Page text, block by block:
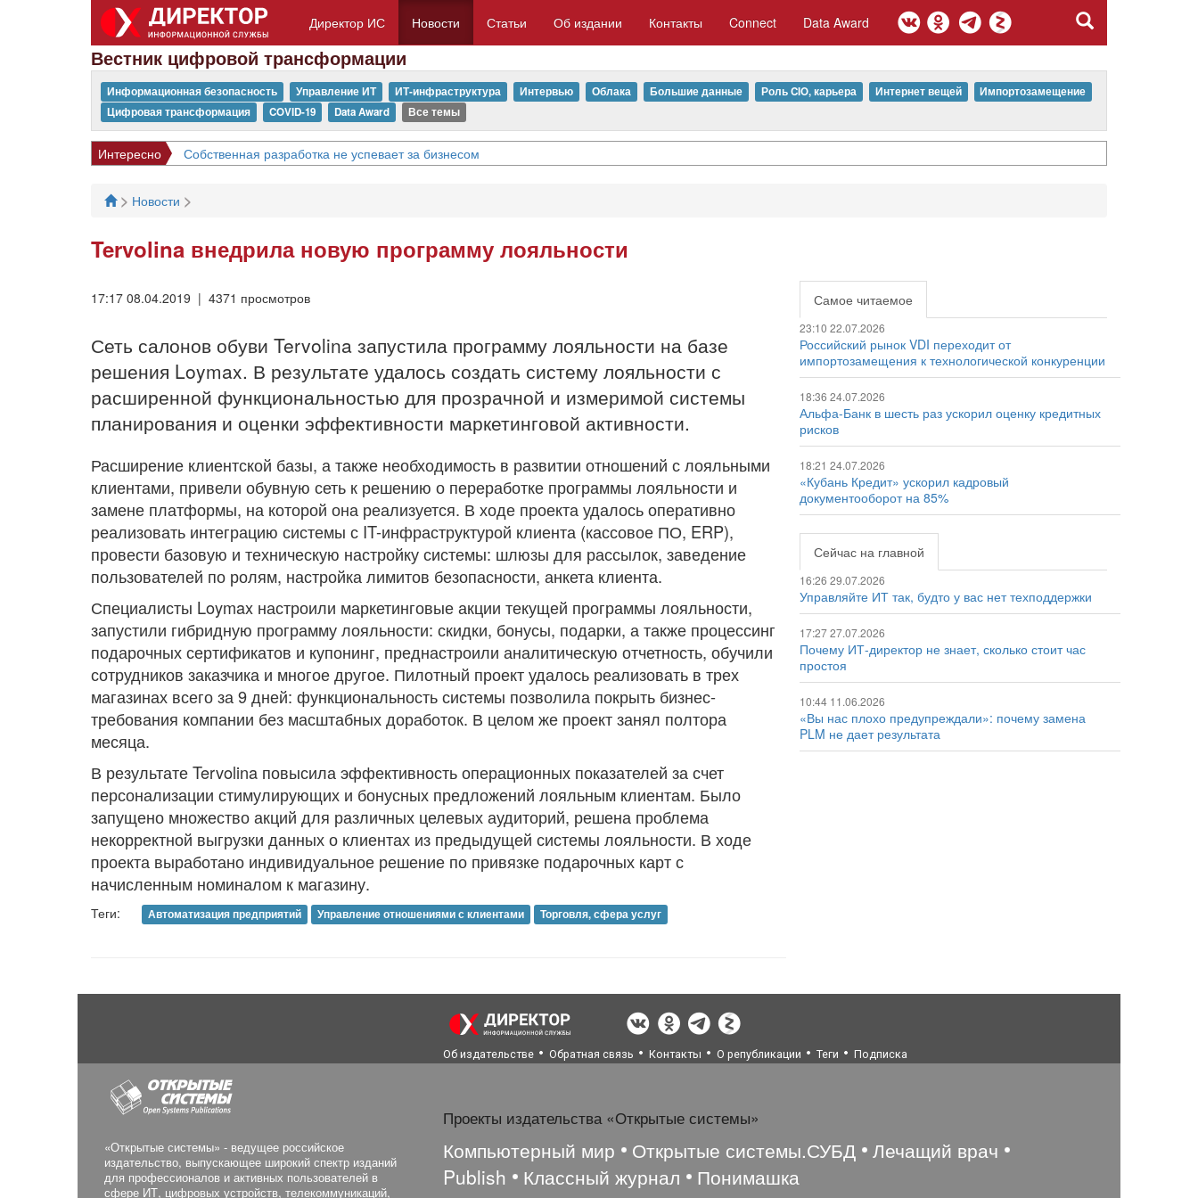
Директор ИС Новости Статьи Об издании Контакты Connect Data Award
Вестник цифровой трансформации
Информационная безопасность Управление ИТ ИТ-инфраструктура Интервью Облака Большие данные Роль CIO, карьера Интернет вещей
Импортозамещение
Цифровая трансформация
COVID-19 Data Award Все темы
Интересно Собственная разработка не успевает за бизнесом
> Новости >
Tervolina внедрила новую программу лояльности
17:17 08.04.2019 | 4371 просмотров
Сеть салонов обуви Tervolina запустила программу лояльности на базе
решения Loymax. В результате удалось создать систему лояльности с
расширенной функциональностью для прозрачной и измеримой системы
планирования и оценки эффективности маркетинговой активности.
Расширение клиентской базы, а также необходимость в развитии отношений с лояльными
клиентами, привели обувную сеть к решению о переработке программы лояльности и
замене платформы, на которой она реализуется. В ходе проекта удалось оперативно
реализовать интеграцию системы с IT-инфраструктурой клиента (кассовое ПО, ERP),
провести базовую и техническую настройку системы: шлюзы для рассылок, заведение
пользователей по ролям, настройка лимитов безопасности, анкета клиента.
Специалисты Loymax настроили маркетинговые акции текущей программы лояльности,
запустили гибридную программу лояльности: скидки, бонусы, подарки, а также процессинг
подарочных сертификатов и купонинг, преднастроили аналитическую отчетность, обучили
сотрудников заказчика и многое другое. Пилотный проект удалось реализовать в трех
магазинах всего за 9 дней: функциональность системы позволила покрыть бизнес-
требования компании без масштабных доработок. В целом же проект занял полтора
месяца.
В результате Tervolina повысила эффективность операционных показателей за счет
персонализации стимулирующих и бонусных предложений лояльным клиентам. Было
запущено множество акций для различных целевых аудиторий, решена проблема
некорректной выгрузки данных о клиентах из предыдущей системы лояльности. В ходе
проекта выработано индивидуальное решение по привязке подарочных карт с
начисленным номиналом к магазину.
Теги: Автоматизация предприятий Управление отношениями с клиентами Торговля, сфера услуг
Самое читаемое
23:10 22.07.2026
Российский рынок VDI переходит от
импортозамещения к технологической конкуренции
18:36 24.07.2026
Альфа-Банк в шесть раз ускорил оценку кредитных
рисков
18:21 24.07.2026
«Кубань Кредит» ускорил кадровый
документооборот на 85%
Сейчас на главной
16:26 29.07.2026
Управляйте ИТ так, будто у вас нет техподдержки
17:27 27.07.2026
Почему ИТ-директор не знает, сколько стоит час
простоя
10:44 11.06.2026
«Вы нас плохо предупреждали»: почему замена
PLM не дает результата
Об издательстве Обратная связь Контакты О републикации Теги Подписка
«Открытые системы» - ведущее российское
издательство, выпускающее широкий спектр изданий
для профессионалов и активных пользователей в
сфере ИТ, цифровых устройств, телекоммуникаций,
Проекты издательства «Открытые системы»
Компьютерный мир Открытые системы.СУБД
Лечащий врач
Publish
Классный журнал Понимашка